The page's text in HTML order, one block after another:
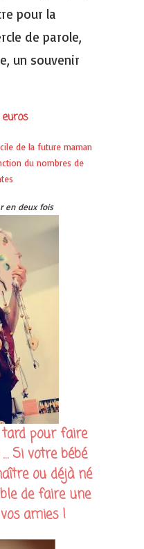
pour la
de parole,
un souvenir
de la future maman
du nombres de
en deux fois
pour faire
Si votre bébé
ou déjà né
de faire une
amies !